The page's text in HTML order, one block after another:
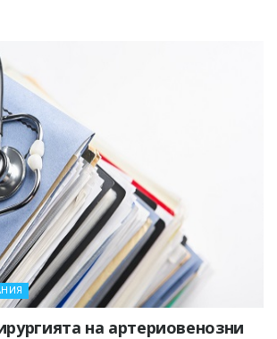
на артериовенозни